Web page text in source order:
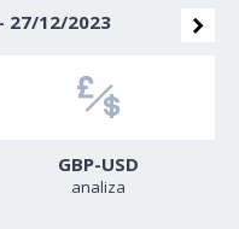
27/12/2023
GBP-USD
analiza